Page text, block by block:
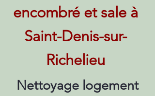
encombré et sale à
Saint-Denis-sur-
Richelieu
Nettoyage logement